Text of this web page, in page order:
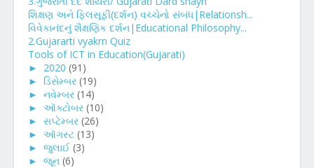
શિક્ષણ અને ફિલસૂફી(દર્શન) વચ્ચેનો સંબંધ|Relationsh...
વિવેકાનંદનું શૈક્ષણિક દર્શન|Educational Philosophy...
2.Gujararti vyakrn Quiz
Tools of ICT in Education(Gujarati)
► 2020 (91)
► ડિસેમ્બર (19)
► નવેમ્બર (14)
► ઑક્ટોબર (10)
► સપ્ટેમ્બર (26)
► ઑગસ્ટ (13)
► જુલાઈ (3)
► જૂન (6)